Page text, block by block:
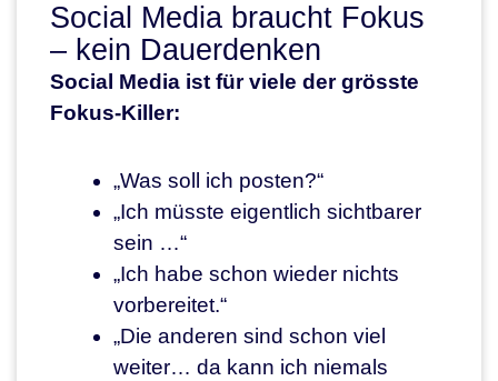
Social Media braucht Fokus
– kein Dauerdenken
Social Media ist für viele der grösste
Fokus-Killer:
„Was soll ich posten?“
„Ich müsste eigentlich sichtbarer
sein …“
„Ich habe schon wieder nichts
vorbereitet.“
„Die anderen sind schon viel
weiter… da kann ich niemals